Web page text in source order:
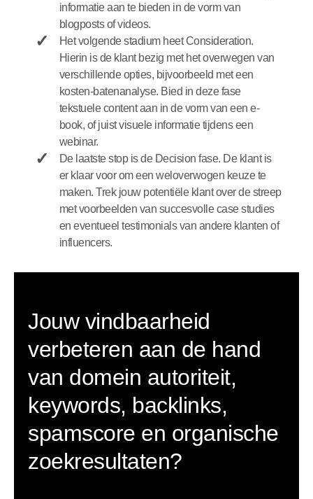
informatie aan te bieden in de vorm van
blogposts of videos.
Het volgende stadium heet Consideration.
Hierin is de klant bezig met het overwegen van
verschillende opties, bijvoorbeeld met een
kosten-batenanalyse. Bied in deze fase
tekstuele content aan in de vorm van een e-
book, of juist visuele informatie tijdens een
webinar.
De laatste stop is de Decision fase. De klant is
er klaar voor om een weloverwogen keuze te
maken. Trek jouw potentiële klant over de streep
met voorbeelden van succesvolle case studies
en eventueel testimonials van andere klanten of
influencers.
Jouw vindbaarheid
verbeteren aan de hand
van domein autoriteit,
keywords, backlinks,
spamscore en organische
zoekresultaten?